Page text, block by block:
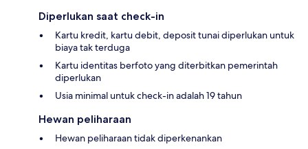
Diperlukan saat check-in
Kartu kredit, kartu debit, deposit tunai diperlukan untuk
biaya tak terduga
Kartu identitas berfoto yang diterbitkan pemerintah
diperlukan
Usia minimal untuk check-in adalah 19 tahun
Hewan peliharaan
Hewan peliharaan tidak diperkenankan